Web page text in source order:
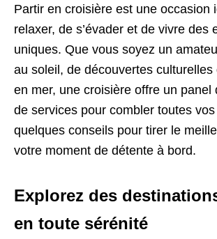
Partir en croisière est une occasion
relaxer, de s’évader et de vivre des
uniques. Que vous soyez un
au soleil, de découvertes culturelles
en mer, une croisière offre un panel
de services pour combler toutes
quelques conseils pour tirer le
votre moment de détente à bord.
Explorez des
en toute sérénité